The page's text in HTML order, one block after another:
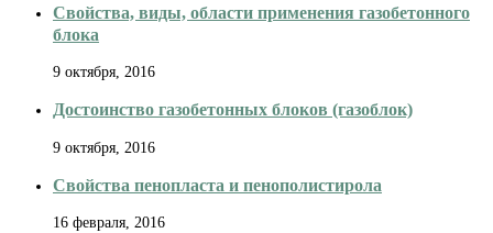
Свойства, виды, области применения газобетонного
блока
9 октября, 2016
Достоинство газобетонных блоков (газоблок)
9 октября, 2016
Свойства пенопласта и пенополистирола
16 февраля, 2016